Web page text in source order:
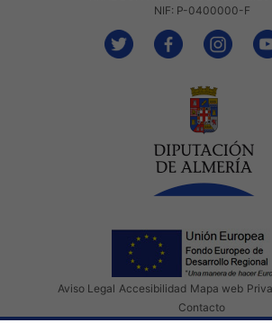
NIF: P-0400000-F
Aviso Legal Accesibilidad Mapa web
Contacto